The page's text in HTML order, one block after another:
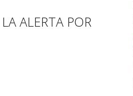
ALERTA POR